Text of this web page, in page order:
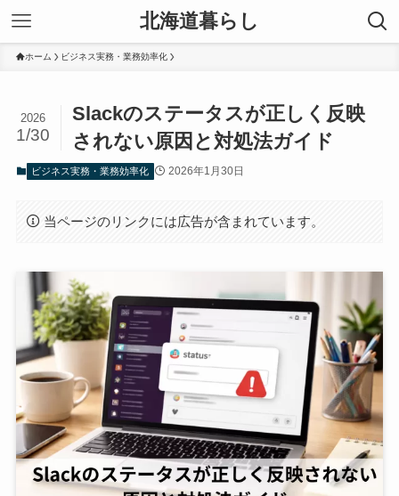
北海道暮らし
ホーム ビジネス実務・業務効率化
Slackのステータスが正しく反映
されない原因と対処法ガイド
2026
1/30
ビジネス実務・業務効率化 2026年1月30日
当ページのリンクには広告が含まれています。